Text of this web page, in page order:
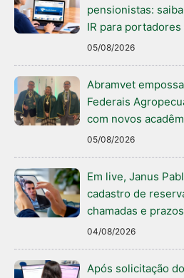
pensionistas:
IR para
05/08/2026
Abramvet
Federais
com novos
05/08/2026
Em live, Janus
cadastro de
chamadas e prazos
04/08/2026
Após solicitação